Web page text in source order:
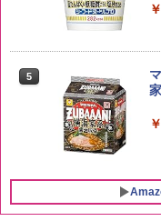
5
5
5